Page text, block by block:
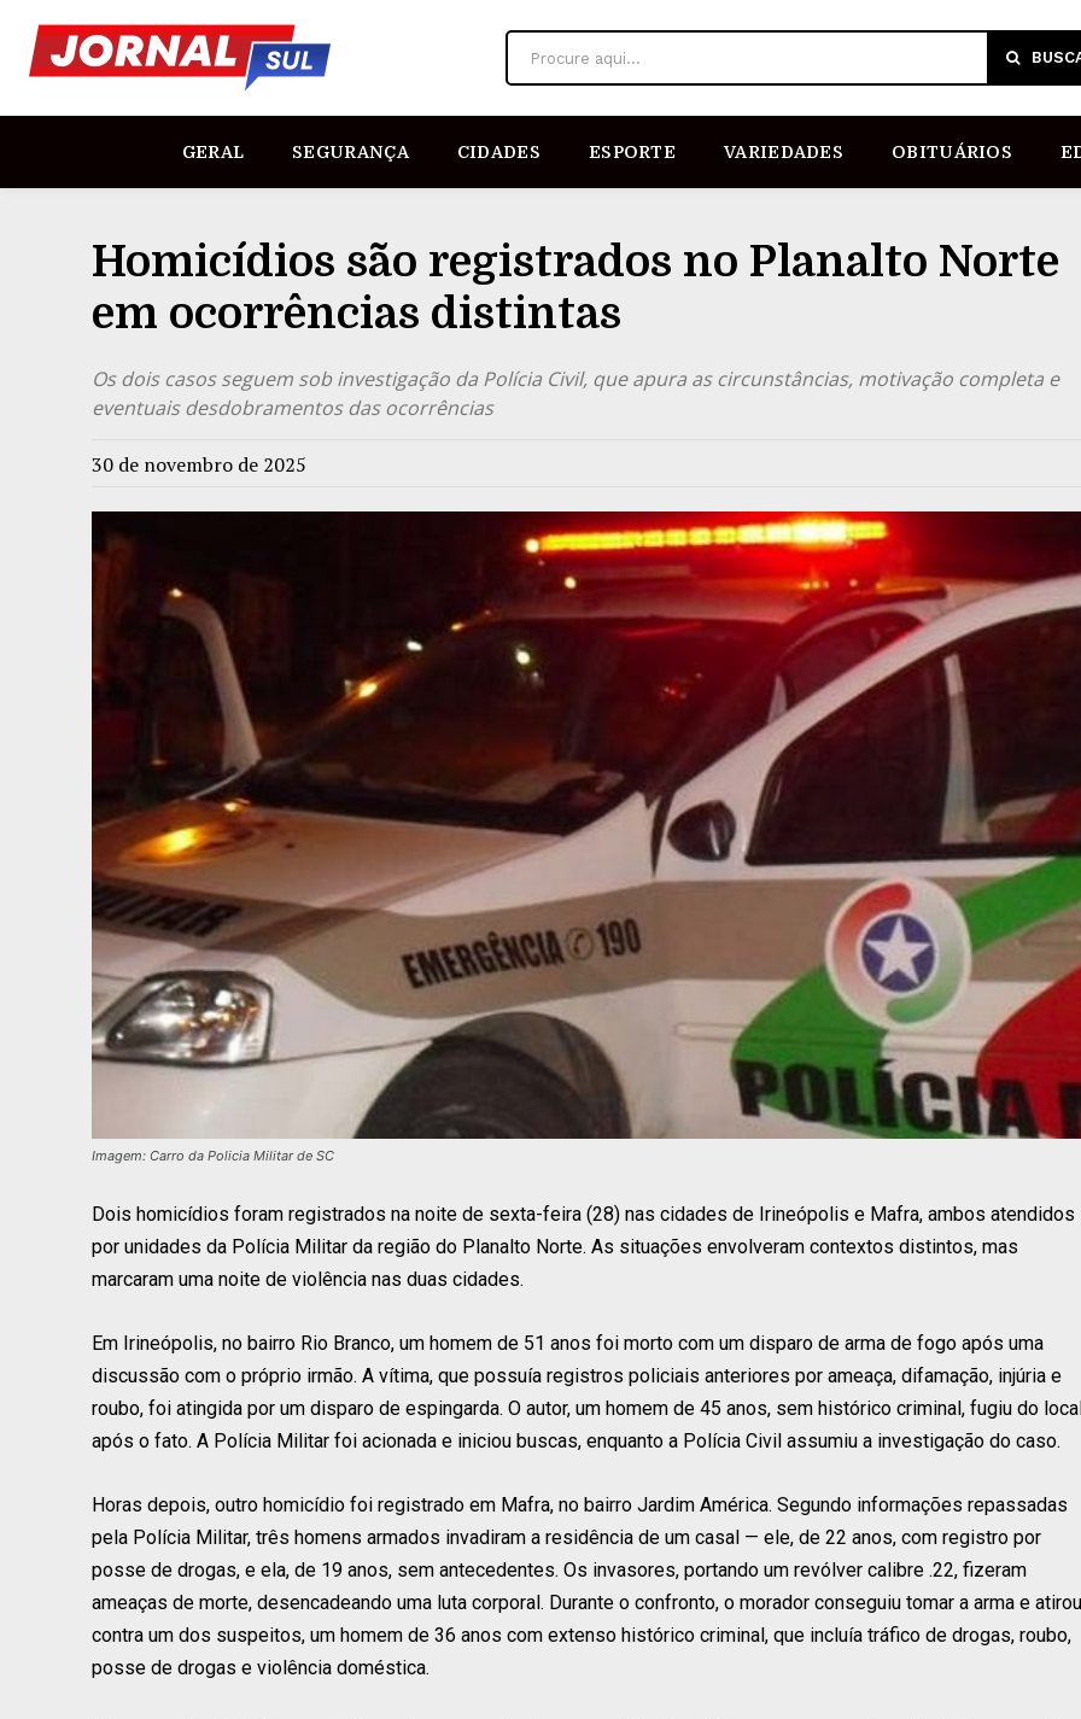
Procure aqui...
GERAL SEGURANÇA CIDADES ESPORTE VARIEDADES OBITUÁRIOS
Homicídios são registrados no Planalto Norte
em ocorrências distintas
Os dois casos seguem sob investigação da Polícia Civil, que apura as circunstâncias, motivação completa e
eventuais desdobramentos das ocorrências
30 de novembro de 2025
Imagem: Carro da Policia Militar de SC
Dois homicídios foram registrados na noite de sexta-feira (28) nas cidades de Irineópolis e Mafra, ambos atendidos
por unidades da Polícia Militar da região do Planalto Norte. As situações envolveram contextos distintos, mas
marcaram uma noite de violência nas duas cidades.
Em Irineópolis, no bairro Rio Branco, um homem de 51 anos foi morto com um disparo de arma de fogo após uma
discussão com o próprio irmão. A vítima, que possuía registros policiais anteriores por ameaça, difamação, injúria e
roubo, foi atingida por um disparo de espingarda. O autor, um homem de 45 anos, sem histórico criminal, fugiu do
após o fato. A Polícia Militar foi acionada e iniciou buscas, enquanto a Polícia Civil assumiu a investigação do caso.
Horas depois, outro homicídio foi registrado em Mafra, no bairro Jardim América. Segundo informações repassadas
pela Polícia Militar, três homens armados invadiram a residência de um casal — ele, de 22 anos, com registro por
posse de drogas, e ela, de 19 anos, sem antecedentes. Os invasores, portando um revólver calibre .22, fizeram
ameaças de morte, desencadeando uma luta corporal. Durante o confronto, o morador conseguiu tomar a arma e atirou
contra um dos suspeitos, um homem de 36 anos com extenso histórico criminal, que incluía tráfico de drogas, roubo,
posse de drogas e violência doméstica.